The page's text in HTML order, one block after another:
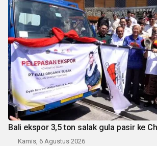
Bali ekspor 3,5 ton salak gula pasir ke
Kamis, 6 Agustus 2026